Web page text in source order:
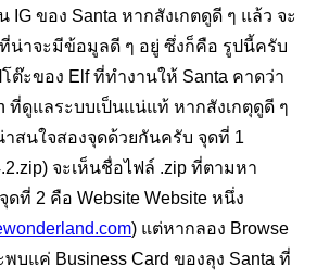
IG ของ Santa หากสังเกตดูดี ๆ แล้ว จะ
น่าจะมีข้อมูลดี ๆ อยู่ ซึ่งก็คือ รูปนี้ครับ
ต๊ะของ Elf ที่ทำงานให้ Santa คาดว่า
ที่ดูแลระบบเป็นแน่แท้ หากสังเกตุดูดี ๆ
สนใจสองจุดด้วยกันครับ จุดที่ 1
จะเห็นชื่อไฟล์ .zip ที่ตามหา
ที่ 2 คือ Website Website หนึ่ง
) แต่หากลอง Browse
พบแค่ Business Card ของลุง Santa ที่